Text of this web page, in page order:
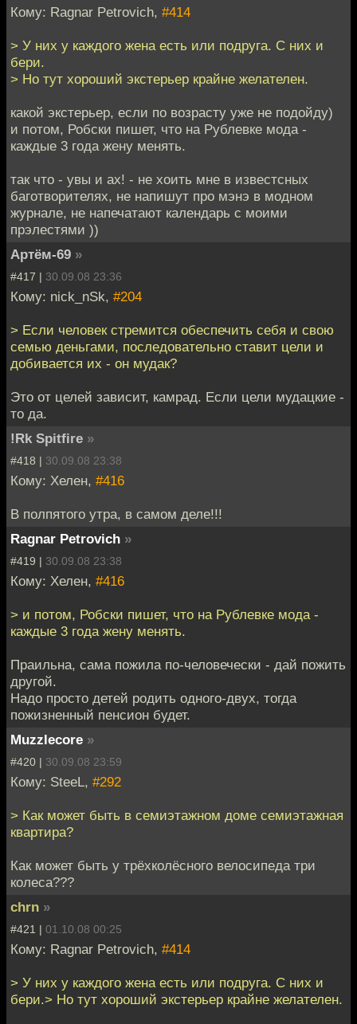
Кому: Ragnar Petrovich, #414
> У них у каждого жена есть или подруга. С них и
бери.
> Но тут хороший экстерьер крайне желателен.
какой экстерьер, если по возрасту уже не подойду)
и потом, Робски пишет, что на Рублевке мода -
каждые 3 года жену менять.
так что - увы и ах! - не хоить мне в известсных
баготворителях, не напишут про мэнэ в модном
журнале, не напечатают календарь с моими
прэлестями ))
Артём-69 »
#417 | 30.09.08 23:36
Кому: nick_nSk, #204
> Если человек стремится обеспечить себя и свою
семью деньгами, последовательно ставит цели и
добивается их - он мудак?
Это от целей зависит, камрад. Если цели мудацкие -
то да.
!Rk Spitfire »
#418 | 30.09.08 23:38
Кому: Хелен, #416
В полпятого утра, в самом деле!!!
Ragnar Petrovich »
#419 | 30.09.08 23:38
Кому: Хелен, #416
> и потом, Робски пишет, что на Рублевке мода -
каждые 3 года жену менять.
Праильна, сама пожила по-человечески - дай пожить
другой.
Надо просто детей родить одного-двух, тогда
пожизненный пенсион будет.
Muzzlecore »
#420 | 30.09.08 23:59
Кому: SteeL, #292
> Как может быть в семиэтажном доме семиэтажная
квартира?
Как может быть у трёхколёсного велосипеда три
колеса???
chrn »
#421 | 01.10.08 00:25
Кому: Ragnar Petrovich, #414
> У них у каждого жена есть или подруга. С них и
бери.> Но тут хороший экстерьер крайне желателен.